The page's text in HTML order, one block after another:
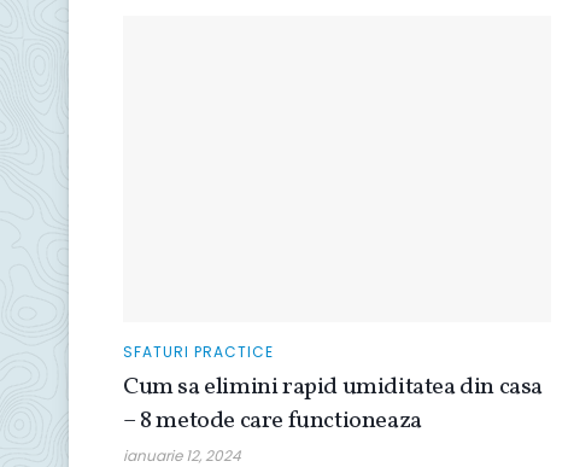
SFATURI PRACTICE
Cum sa elimini rapid umiditatea din casa
– 8 metode care functioneaza
ianuarie 12, 2024